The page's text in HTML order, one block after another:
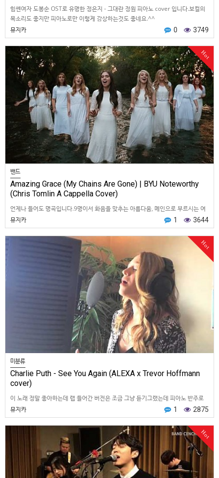
힘쎈여자 도봉순 OST로 유명한 정은지 - 그대란 정원 피아노 cover 입니다.보컬의
목소리도 좋지만 피아노로만 이렇게 감상하는것도 좋네요.^^
뮤지카
0 3749
Hot
밴드
Amazing Grace (My Chains Are Gone) | BYU Noteworthy
(Chris Tomlin A Cappella Cover)
언제나 들어도 명곡입니다.9명이서 화음을 맞추는 아름다움, 메인으로 부르시는 여
성분의 목소리가 너무 감미롭습니다.
뮤지카 1 3644
Hot
미분류
Charlie Puth - See You Again (ALEXA x Trevor Hoffmann
cover)
이 노래 정말 좋아하는데 랩 들어간 버전은 조금 그냥 듣기그랬는데 피아노 반주로
만 이루어진 이 버전이 얼마나좋던지.. 원곡 가수인 남자 목소리도 정말좋지만 이 여
자분 부르는거 듣고…
뮤지카 1 2875
Hot